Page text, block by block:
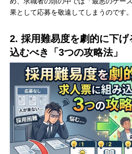
果として応募を敬遠してしまうのです。
2. 採用難易度を劇的に下
込むべき「3つの攻略法」